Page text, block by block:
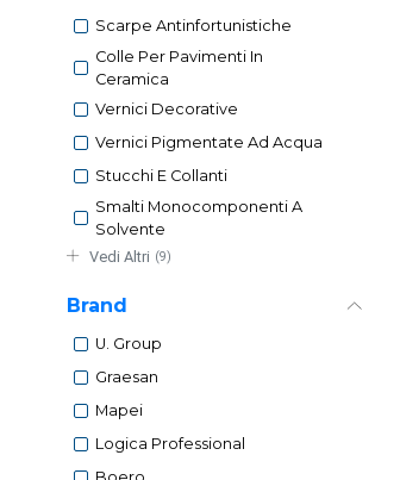
Scarpe Antinfortunistiche
Colle Per Pavimenti In
Ceramica
Vernici Decorative
Vernici Pigmentate Ad Acqua
Stucchi E Collanti
Smalti Monocomponenti A
Solvente
Vedi Altri (9)
Brand
U. Group
Graesan
Mapei
Logica Professional